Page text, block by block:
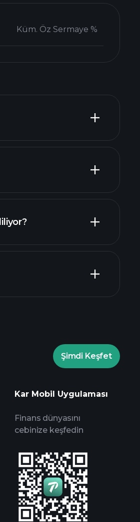
Küm. Öz Sermaye %
Şimdi Keşfet
Kar Mobil Uygulaması
Finans dünyasını
cebinize keşfedin